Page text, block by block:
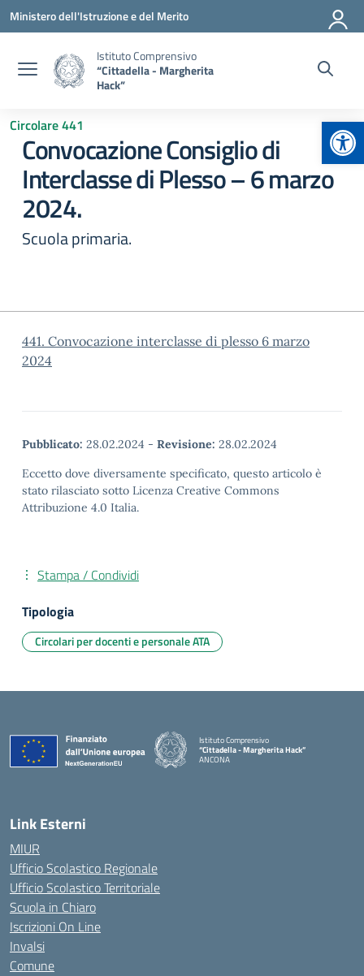
Vai ai contenuti
Vai al menu di navigazione
Vai al footer
Ministero dell'Istruzione e del Merito
Istituto Comprensivo
“Cittadella - Margherita
Hack”
Circolare 441
Convocazione Consiglio di
Interclasse di Plesso – 6 marzo
2024.
Scuola primaria.
441. Convocazione interclasse di plesso 6 marzo
2024
Pubblicato: 28.02.2024 - Revisione: 28.02.2024
Eccetto dove diversamente specificato, questo articolo è
stato rilasciato sotto Licenza Creative Commons
Attribuzione 4.0 Italia.
Stampa / Condividi
Tipologia
Circolari per docenti e personale ATA
Istituto Comprensivo
“Cittadella - Margherita Hack”
ANCONA
Link Esterni
MIUR
Ufficio Scolastico Regionale
Ufficio Scolastico Territoriale
Scuola in Chiaro
Iscrizioni On Line
Invalsi
Comune